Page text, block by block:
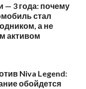
— 3 года: почему
стал
а не
активом
Niva Legend:
обойдется